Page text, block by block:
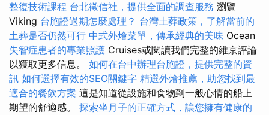
整復技術課程 台北徵信社，提供全面的調查服務 瀏覽
Viking 台胞證過期怎麼處理？ 台灣土葬政策，了解當前的
土葬是否仍然可行 中式外燴菜單，傳承經典的美味 Ocean
失智症患者的專業照護 Cruises或閱讀我們完整的維京評論
以獲取更多信息。 如何在台中辦理台胞證，提供完整的資
訊 如何選擇有效的SEO關鍵字 精選外燴推薦，助您找到最
適合的餐飲方案 這是知道從設施和食物到一般心情的船上
期望的舒適感。 探索坐月子的正確方式，讓您擁有健康的